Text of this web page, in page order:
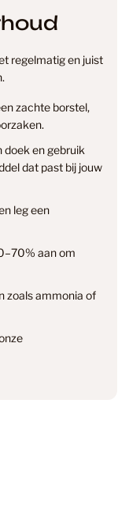
regelmatig en juist
zachte borstel,
doek en gebruik
dat past bij jouw
leg een
aan om
zoals ammonia of
Retourneren